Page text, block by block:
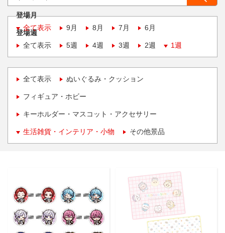
登場月
全て表示
9月 8月 7月 6月
登場週
全て表示
5週 4週 3週 2週 1週
全て表示 ぬいぐるみ・クッション
フィギュア・ホビー
キーホルダー・マスコット・アクセサリー
生活雑貨・インテリア・小物 その他景品